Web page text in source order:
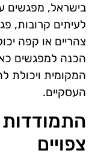
בישראל, מפגשים
לעיתים קרובות,
צהריים או קפה
הכנה למפגשים
המקומית ויכולת
העסקיים.
צפויים